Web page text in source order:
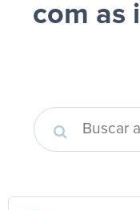
com as